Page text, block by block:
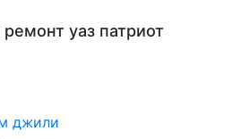
уаз патриот
джили